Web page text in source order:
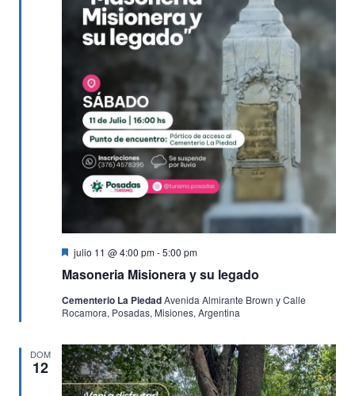
Masoneria Misionera y su legado
Destacado
julio 11 @ 4:00 pm-5:00 pm
Cementerio La PiedadAvenida Almirante Brown y Calle
Rocamora, Posadas, Misiones, Argentina
DOM
12